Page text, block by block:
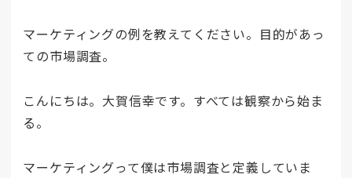
マーケティングの例を教えてください。目的があっ
ての市場調査。
こんにちは。大賀信幸です。すべては観察から始ま
る。
マーケティングって僕は市場調査と定義していま